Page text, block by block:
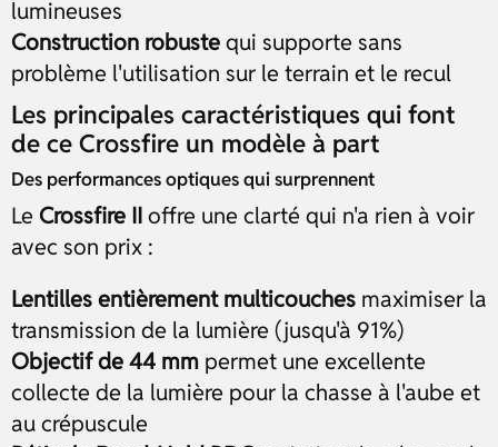
lumineuses
Construction robustequi supporte sans
problème l'utilisation sur le terrain et le recul
Les principales caractéristiques qui font
de ce Crossfire un modèle à part
Des performances optiques qui surprennent
Le Crossfire IIoffre une clarté qui n'a rien à voir
avec son prix :
Lentilles entièrement multicouches maximiser la
transmission de la lumière (jusqu'à 91%)
Objectif de 44 mm permet une excellente
collecte de la lumière pour la chasse à l'aube et
au crépuscule